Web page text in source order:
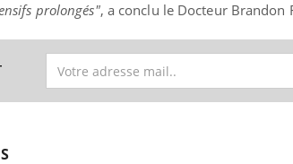
prolongés", a conclu le Docteur Brandon